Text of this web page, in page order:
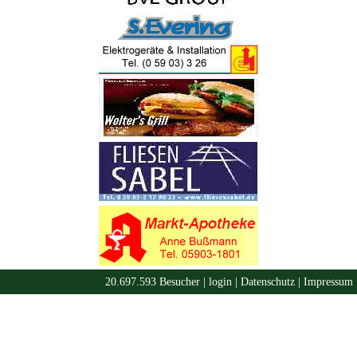
20.697.593 Besucher | login Datenschutz Impressum